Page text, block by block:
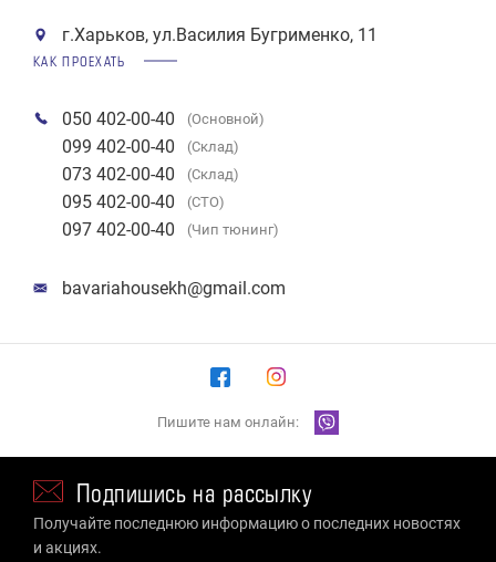
г.Харьков, ул.Василия Бугрименко, 11
КАК ПРОЕХАТЬ
050 402-00-40 (Основной)
099 402-00-40 (Склад)
073 402-00-40 (Склад)
095 402-00-40 (СТО)
097 402-00-40 (Чип тюнинг)
bavariahousekh@gmail.com
Пишите нам онлайн:
Подпишись на рассылку
Получайте последнюю информацию о последних новостях
и акциях.